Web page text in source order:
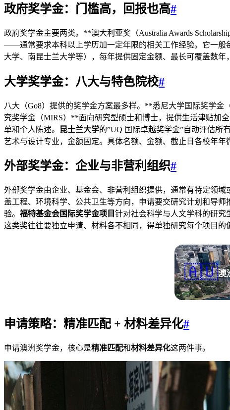
政府奖学金：门槛高，回报也高#
政府奖学金主要两类。**澳大利亚奖（Australia Awards
——通常要求本科以上学历加一定年限的相关工作经验。它一般
大学、南昆士兰大学等），每年提供固定金额、最长可覆盖数
大学奖学金：八大与特色院校#
八大（Go8）提供的奖学金方案最多样。**悉尼大学国际奖学
究奖学金（MIRS）**面向研究型硕士和博士，提供生活津贴加
单和个人陈述。
昆士兰大学的”UQ 国际卓越奖学金”自动评估所
艺术与设计专业，金额固定。具体名额、金额、截止日各校年
外部奖学金：企业与非营利组织#
外部奖学金由企业、基金会、非营利组织提供，通常有特定领域
盖工程、环境科学、公共卫生等方向，申请要交研究计划和导
验。 福特基金会国际奖学金项目针对社会科学与人文学科的研究
这类奖往往要独立申请、材料各不相同，得单独研究每个项目的
🇦🇺澳
申请策略：精准匹配 + 材料差异化#
申请澳洲奖学金，核心是精准匹配和材料差异化这两件事。